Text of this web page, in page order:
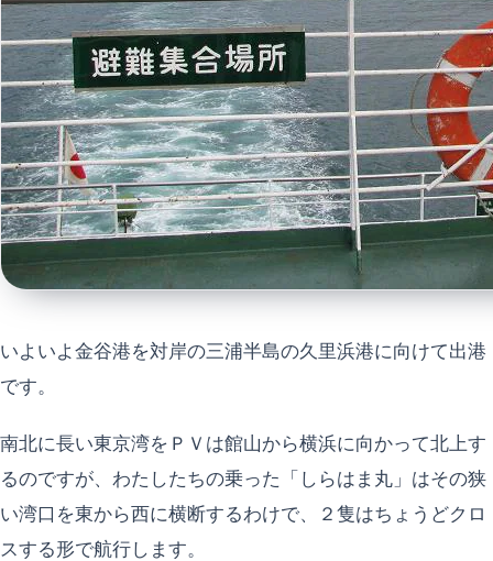
いよいよ金谷港を対岸の三浦半島の久里浜港に向けて出港
です。
南北に長い東京湾をＰＶは館山から横浜に向かって北上す
るのですが、わたしたちの乗った「しらはま丸」はその狭
い湾口を東から西に横断するわけで、２隻はちょうどクロ
スする形で航行します。